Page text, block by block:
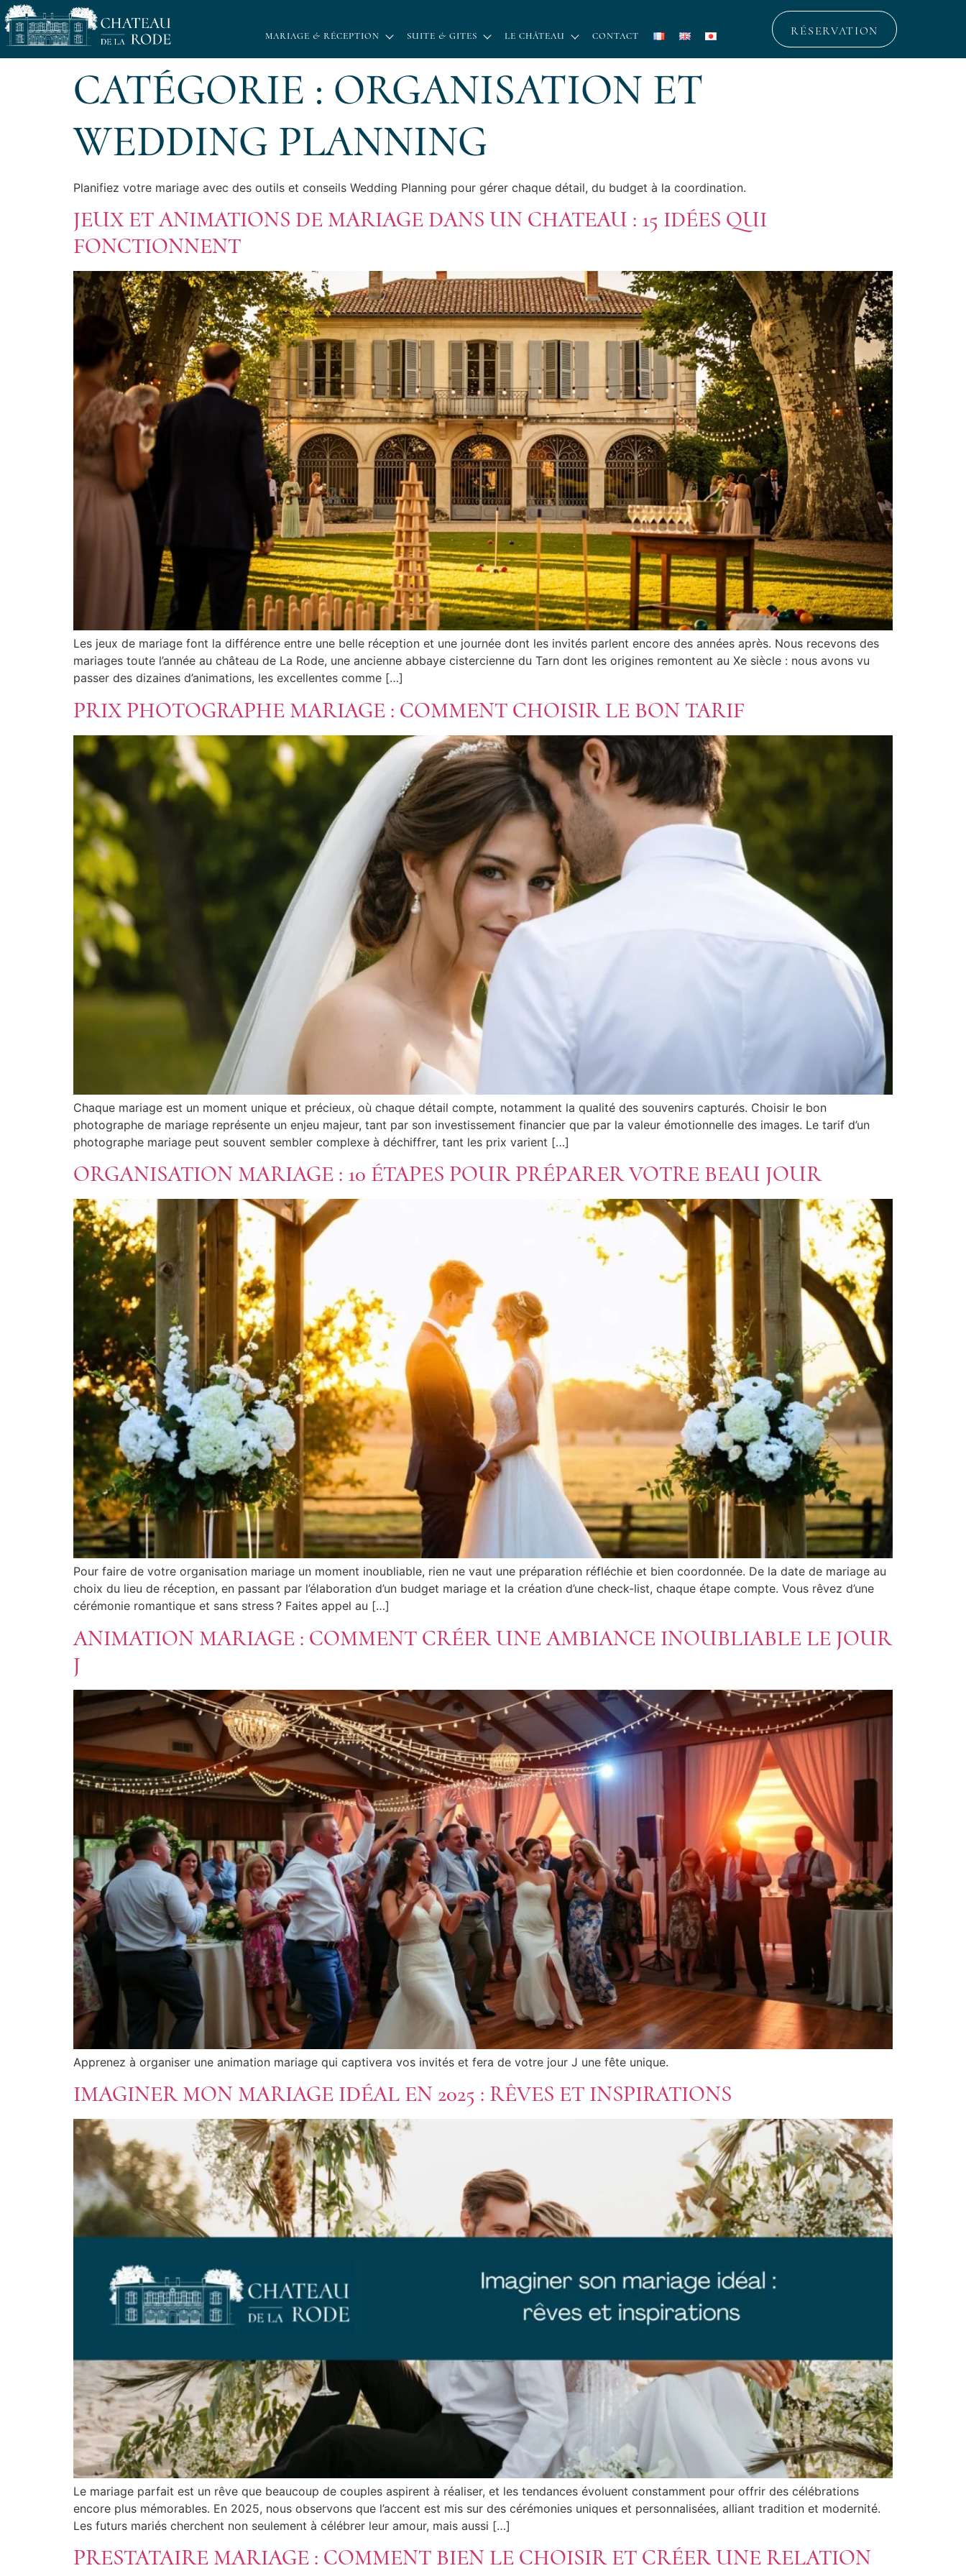
MARIAGE & RÉCEPTION SUITE & GITES LE CHÂTEAU CONTACT RÉSERVATION
CATÉGORIE : ORGANISATION ET
WEDDING PLANNING
Planifiez votre mariage avec des outils et conseils Wedding Planning pour gérer chaque détail, du budget à la coordination.
JEUX ET ANIMATIONS DE MARIAGE DANS UN CHATEAU : 15 IDÉES QUI
FONCTIONNENT
Les jeux de mariage font la différence entre une belle réception et une journée dont les invités parlent encore des années après. Nous recevons des
mariages toute l’année au château de La Rode, une ancienne abbaye cistercienne du Tarn dont les origines remontent au Xe siècle : nous avons vu
passer des dizaines d’animations, les excellentes comme […]
PRIX PHOTOGRAPHE MARIAGE : COMMENT CHOISIR LE BON TARIF
Chaque mariage est un moment unique et précieux, où chaque détail compte, notamment la qualité des souvenirs capturés. Choisir le bon
photographe de mariage représente un enjeu majeur, tant par son investissement financier que par la valeur émotionnelle des images. Le tarif d’un
photographe mariage peut souvent sembler complexe à déchiffrer, tant les prix varient […]
ORGANISATION MARIAGE : 10 ÉTAPES POUR PRÉPARER VOTRE BEAU JOUR
Pour faire de votre organisation mariage un moment inoubliable, rien ne vaut une préparation réfléchie et bien coordonnée. De la date de mariage au
choix du lieu de réception, en passant par l’élaboration d’un budget mariage et la création d’une check-list, chaque étape compte. Vous rêvez d’une
cérémonie romantique et sans stress ? Faites appel au […]
ANIMATION MARIAGE : COMMENT CRÉER UNE AMBIANCE INOUBLIABLE LE JOUR
J
Apprenez à organiser une animation mariage qui captivera vos invités et fera de votre jour J une fête unique.
IMAGINER MON MARIAGE IDÉAL EN 2025 : RÊVES ET INSPIRATIONS
Le mariage parfait est un rêve que beaucoup de couples aspirent à réaliser, et les tendances évoluent constamment pour offrir des célébrations
encore plus mémorables. En 2025, nous observons que l’accent est mis sur des cérémonies uniques et personnalisées, alliant tradition et modernité.
Les futurs mariés cherchent non seulement à célébrer leur amour, mais aussi […]
PRESTATAIRE MARIAGE : COMMENT BIEN LE CHOISIR ET CRÉER UNE RELATION